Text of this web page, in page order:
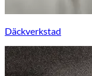
Däckverkstad